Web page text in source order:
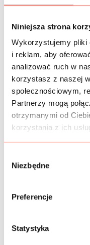
Niniejsza strona
Wykorzystujemy pliki
i reklam, aby
analizować ruch w
korzystasz z naszej
społecznościowym,
Partnerzy mogą
otrzymanymi od
korzystania z ich
Niezbędne
Preferencje
Statystyka
poliestrem i
się zbliżona jest do
mniej się gniecie.
w dotyku. Można
Cechy: materiał
dzięki temu
nieprzezierny i
wzór pod spodem
światło być
Materiał włoski
,
SKŁAD